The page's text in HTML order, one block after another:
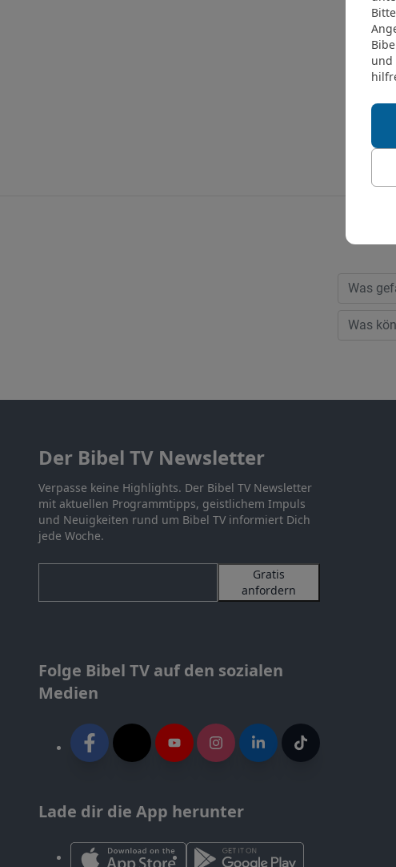
Der Bibel TV Newsletter
Verpasse keine Highlights. Der Bibel TV Newsletter
mit aktuellen Programmtipps, geistlichem Impuls
und Neuigkeiten rund um Bibel TV informiert Dich
jede Woche.
Gratis
anfordern
Folge Bibel TV auf den sozialen
Medien
Lade dir die App herunter